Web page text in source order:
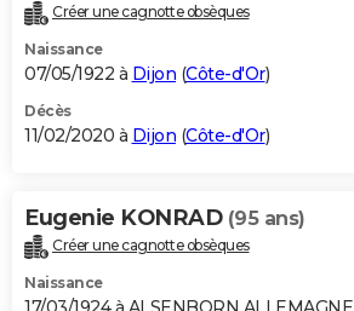
Créer une cagnotte obsèques
Naissance
07/05/1922 à Dijon (Côte-d'Or)
Décès
11/02/2020 à Dijon (Côte-d'Or)
Eugenie KONRAD (95 ans)
Créer une cagnotte obsèques
Naissance